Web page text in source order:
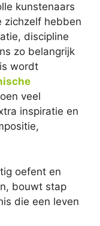
kunstenaars
zichzelf hebben
discipline
zo belangrijk
wordt
veel
inspiratie en
oefent en
bouwt stap
die een leven